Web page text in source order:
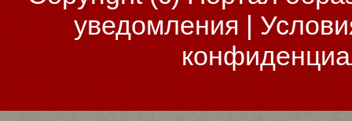
уведомления |